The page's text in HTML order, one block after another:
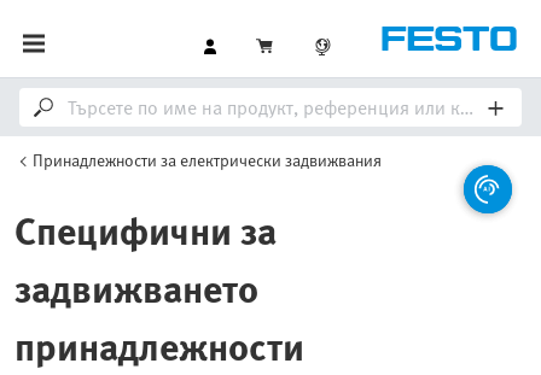
Принадлежности за електрически задвижвания
Специфични за
задвижването
принадлежности